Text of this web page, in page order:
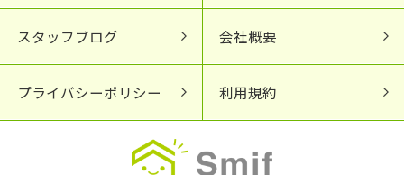
スタッフブログ 会社概要
プライバシーポリシー 利用規約